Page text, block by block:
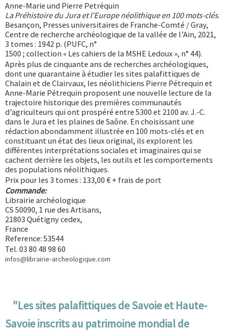
Anne-Marie und Pierre Petréquin
La Préhistoire du Jura et l’Europe néolithique en 100 mots-clés.
Besançon, Presses universitaires de Franche-Comté / Gray,
Centre de recherche archéologique de la vallée de l’Ain, 2021,
3 tomes : 1942 p. (PUFC, n°
1500 ; collection « Les cahiers de la MSHE Ledoux », n° 44).
Après plus de cinquante ans de recherches archéologiques,
dont une quarantaine à étudier les sites palafittiques de
Chalain et de Clairvaux, les néolithiciens Pierre Pétrequin et
Anne-Marie Pétrequin proposent une nouvelle lecture de la
trajectoire historique des premières communautés
d’agriculteurs qui ont prospéré entre 5300 et 2100 av. J.-C.
dans le Jura et les plaines de Saône. En choisissant une
rédaction abondamment illustrée en 100 mots-clés et en
constituant un état des lieux original, ils explorent les
différentes interprétations sociales et imaginaires qui se
cachent derrière les objets, les outils et les comportements
des populations néolithiques.
Prix pour les 3 tomes : 133,00 € + frais de port
Commande:
Librairie archéologique
CS 50090, 1 rue des Artisans,
21803 Quétigny cedex,
France
Reference: 53544
Tel. 03 80 48 98 60
infos@librairie-archeologique.com
"Les sites palafittiques de Savoie et Haute-
Savoie inscrits au patrimoine mondial de